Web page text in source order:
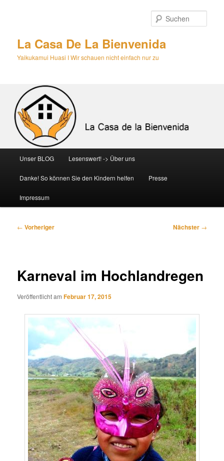
La Casa De La Bienvenida
Yaikukamui Huasi I Wir schauen nicht einfach nur zu
Unser BLOG Lesenswert! -> Über uns
Danke! So können Sie den Kindern helfen Presse
Impressum
Beitragsnavigation
← Vorheriger Nächster →
Karneval im Hochlandregen
Veröffentlicht amFebruar 17, 2015